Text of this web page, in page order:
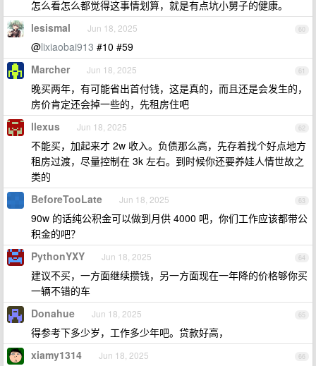
怎么看怎么都觉得这事情划算，就是有点坑小舅子的健康。
60
lesismal Jun 18, 2025
@lixiaobai913 #10 #59
61
Marcher Jun 18, 2025
晚买两年，有可能省出首付钱，这是真的，而且还是会发生的，
房价肯定还会掉一些的，先租房住吧
62
llexus Jun 18, 2025
不能买，加起来才 2w 收入。负债那么高，先存着找个好点地方
租房过渡，尽量控制在 3k 左右。到时候你还要养娃人情世故之
类的
63
BeforeTooLate Jun 18, 2025
90w 的话纯公积金可以做到月供 4000 吧，你们工作应该都带公
积金的吧？
64
PythonYXY Jun 18, 2025
建议不买，一方面继续攒钱，另一方面现在一年降的价格够你买
一辆不错的车
65
Donahue Jun 18, 2025
得参考下多少岁，工作多少年吧。贷款好高，
66
xiamy1314 Jun 18, 2025